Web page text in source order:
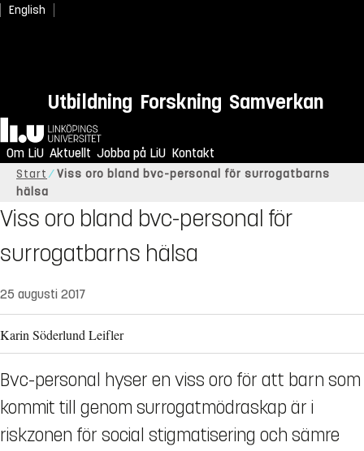
English
Utbildning Forskning Samverkan
Hem
Om LiU Aktuellt Jobba på LiU Kontakt
Start
Viss oro bland bvc-personal för surrogatbarns
hälsa
Viss oro bland bvc-personal för
surrogatbarns hälsa
25 augusti 2017
Karin Söderlund Leifler
Bvc-personal hyser en viss oro för att barn som
kommit till genom surrogatmödraskap är i
riskzonen för social stigmatisering och sämre